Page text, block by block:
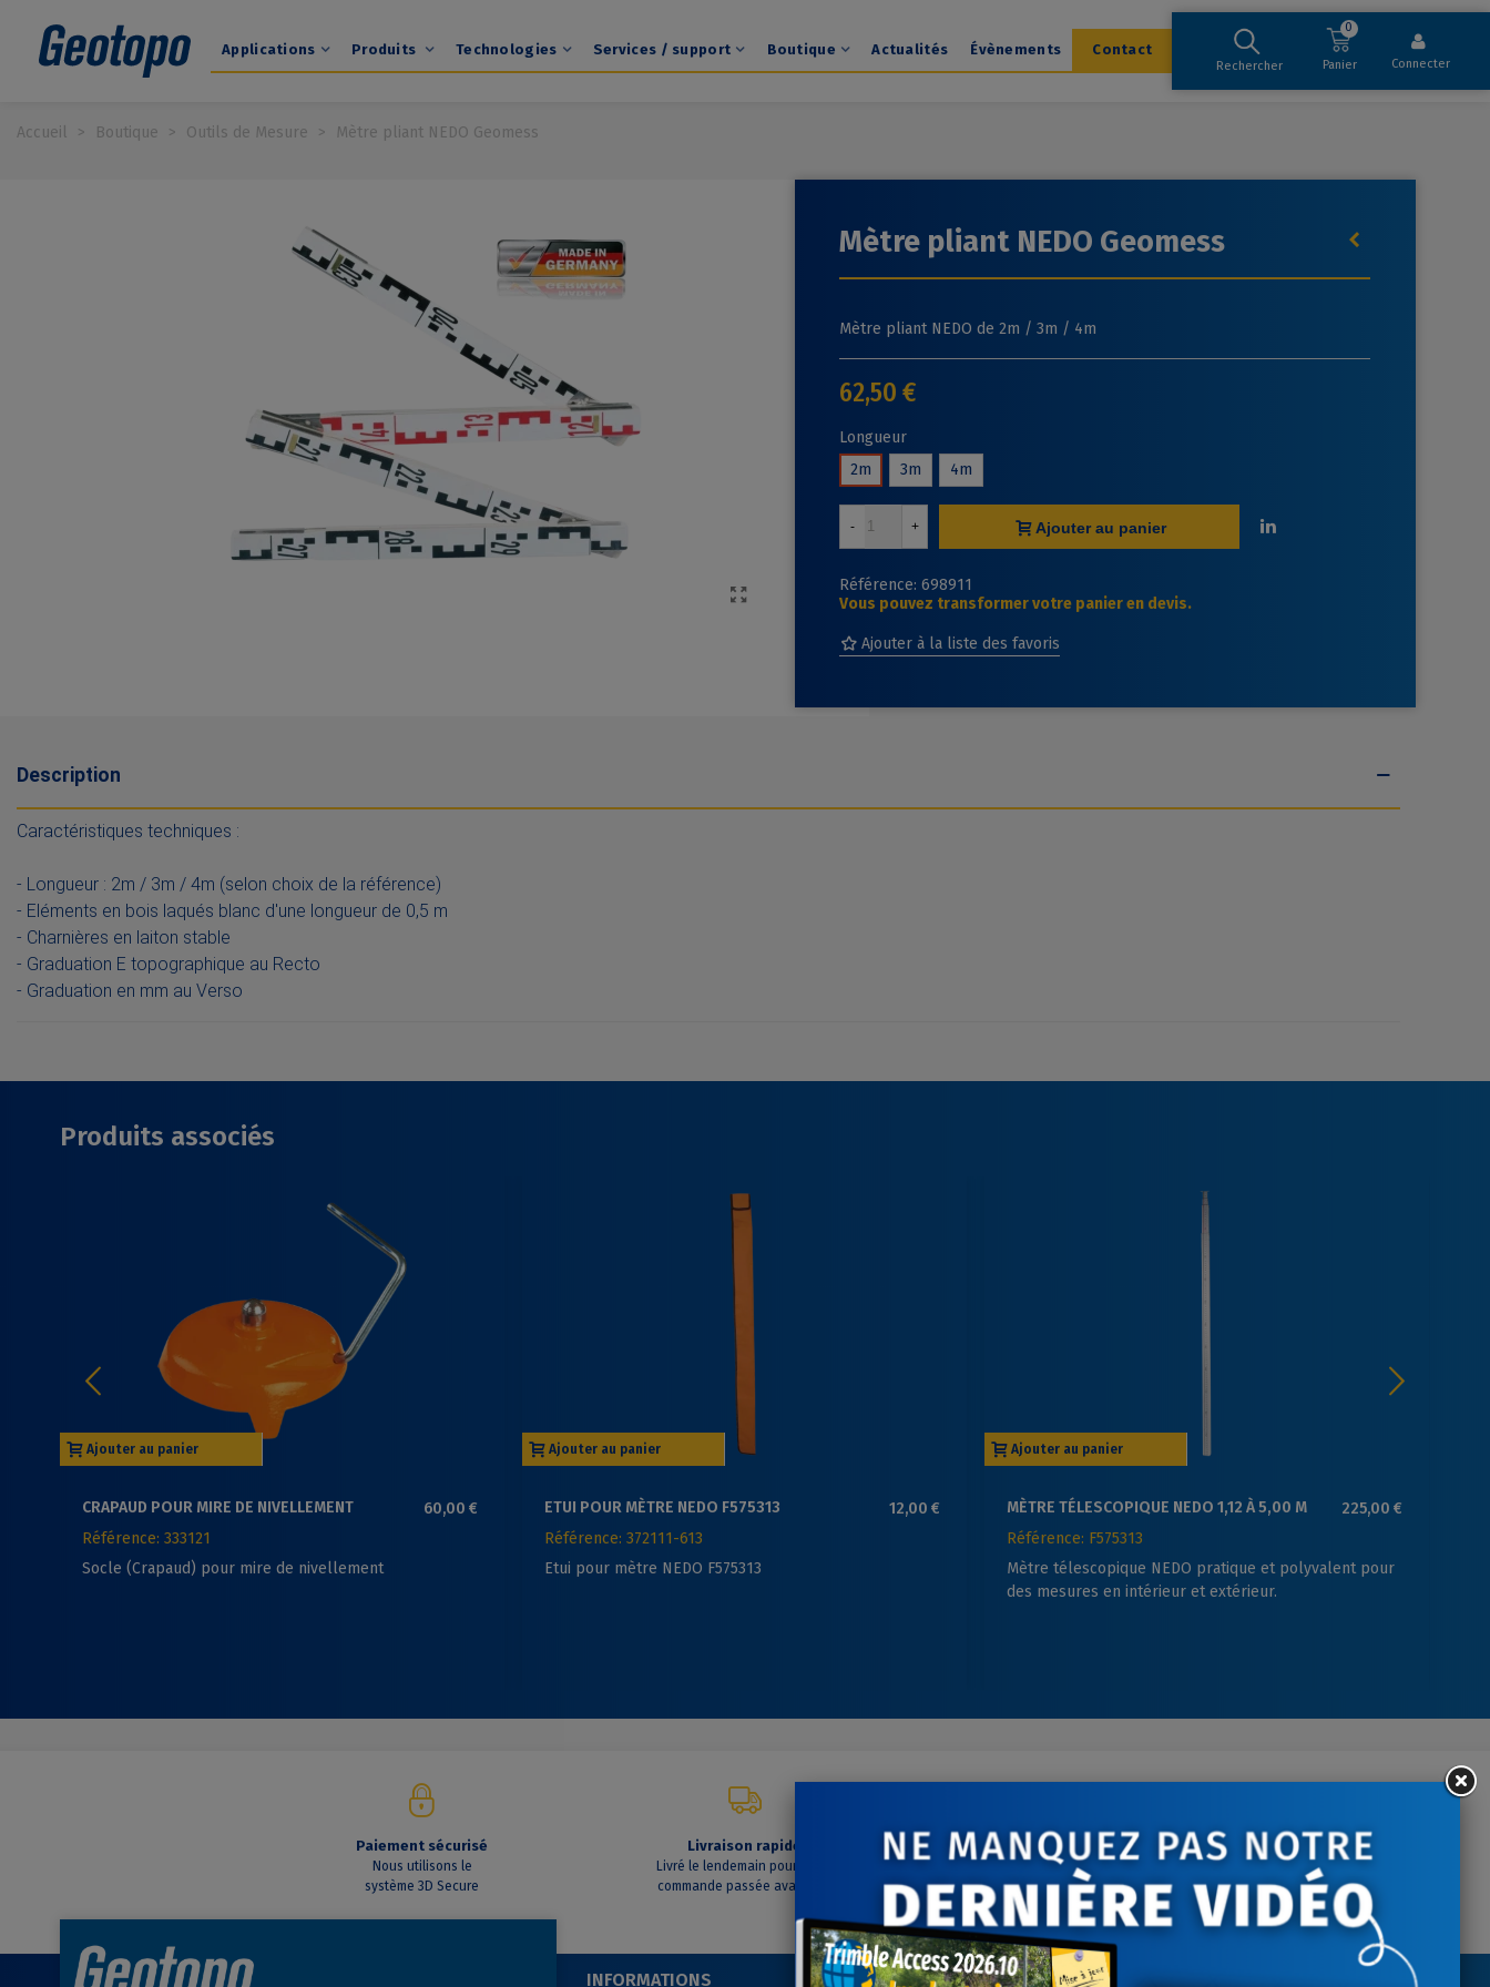
Applications Produits Technologies Services / support Boutique Actualités Évènements Contact
Rechercher Panier
0
Connecter
Accueil > Boutique > Outils de Mesure > Mètre pliant NEDO Geomess
Mètre pliant NEDO Geomess
Mètre pliant NEDO de 2m / 3m / 4m
62,50 €
Longueur
2m
3m 4m
- + Ajouter au panier
Référence: 698911
Vous pouvez transformer votre panier en devis.
Ajouter à la liste des favoris
Description
Caractéristiques techniques :
- Longueur : 2m / 3m / 4m (selon choix de la référence)
- Eléments en bois laqués blanc d'une longueur de 0,5 m
- Charnières en laiton stable
- Graduation E topographique au Recto
- Graduation en mm au Verso
Produits associés
Ajouter au panier
CRAPAUD POUR MIRE DE NIVELLEMENT 60,00 €
Référence: 333121
Socle (Crapaud) pour mire de nivellement
Ajouter au panier
ETUI POUR MÈTRE NEDO F575313 12,00 €
Référence: 372111-613
Etui pour mètre NEDO F575313
Ajouter au panier
MÈTRE TÉLESCOPIQUE NEDO 1,12 À 5,00 M 225,00 €
Référence: F575313
Mètre télescopique NEDO pratique et polyvalent pour
des mesures en intérieur et extérieur.
Paiement sécurisé
Nous utilisons le
système 3D Secure
Livraison rapide
Livré le lendemain pour toute
commande passée avant 14h
Contactez-nous
A votre écoute du lundi au
vendredi
SUIVEZ-NOUS
INFORMATIONS NEWSLETTER